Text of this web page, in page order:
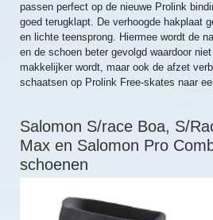
passen perfect op de nieuwe Prolink
goed terugklapt. De verhoogde hakplaat
en lichte teensprong. Hiermee wordt de
en de schoen beter gevolgd waardoor
makkelijker wordt, maar ook de afzet
schaatsen op Prolink Free-skates naar
Salomon S/race Boa, S/
Max en Salomon Pro
schoenen